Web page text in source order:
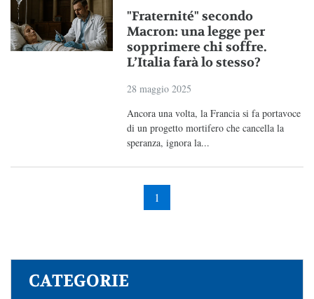
"Fraternité" secondo
Macron: una legge per
sopprimere chi soffre.
L’Italia farà lo stesso?
28 maggio 2025
Ancora una volta, la Francia si fa portavoce
di un progetto mortifero che cancella la
speranza, ignora la...
1
CATEGORIE